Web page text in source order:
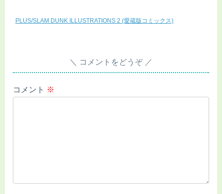
PLUS/SLAM DUNK ILLUSTRATIONS 2 (愛蔵版コミックス)
コメントをどうぞ
コメント ※